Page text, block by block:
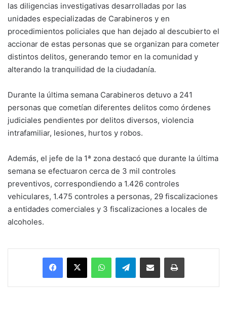
las diligencias investigativas desarrolladas por las
unidades especializadas de Carabineros y en
procedimientos policiales que han dejado al descubierto el
accionar de estas personas que se organizan para cometer
distintos delitos, generando temor en la comunidad y
alterando la tranquilidad de la ciudadanía.
Durante la última semana Carabineros detuvo a 241
personas que cometían diferentes delitos como órdenes
judiciales pendientes por delitos diversos, violencia
intrafamiliar, lesiones, hurtos y robos.
Además, el jefe de la 1ª zona destacó que durante la última
semana se efectuaron cerca de 3 mil controles
preventivos, correspondiendo a 1.426 controles
vehiculares, 1.475 controles a personas, 29 fiscalizaciones
a entidades comerciales y 3 fiscalizaciones a locales de
alcoholes.
Facebook
X WhatsAppTelegramEnviar vía email Imprimir